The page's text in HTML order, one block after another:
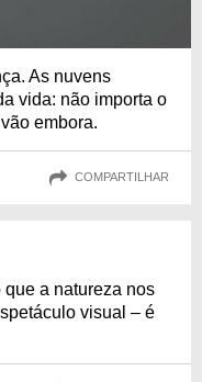
As nuvens
vida: não importa o
embora.
COMPARTILHAR
que a natureza nos
visual – é